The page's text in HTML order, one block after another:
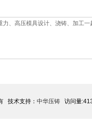
、高压模具设计、浇铸、加工一
技术支持： 中华压铸 访问量